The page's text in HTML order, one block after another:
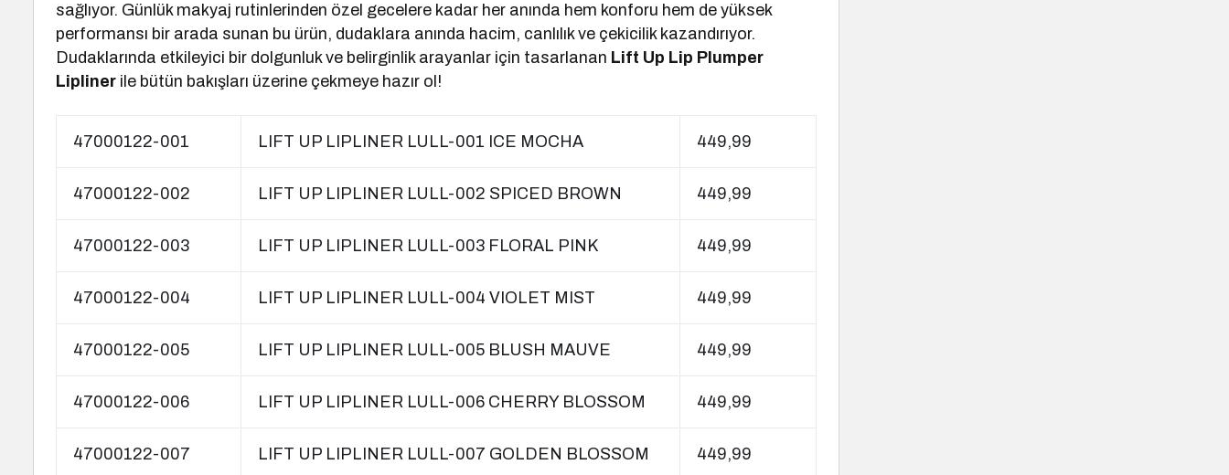
sağlıyor. Günlük makyaj rutinlerinden özel gecelere kadar her anında hem konforu hem de yüksek
performansı bir arada sunan bu ürün, dudaklara anında hacim, canlılık ve çekicilik kazandırıyor.
Dudaklarında etkileyici bir dolgunluk ve belirginlik arayanlar için tasarlanan Lift Up Lip Plumper
Lipliner ile bütün bakışları üzerine çekmeye hazır ol!
47000122-001 LIFT UP LIPLINER LULL-001 ICE MOCHA 449,99
47000122-002 LIFT UP LIPLINER LULL-002 SPICED BROWN 449,99
47000122-003 LIFT UP LIPLINER LULL-003 FLORAL PINK 449,99
47000122-004 LIFT UP LIPLINER LULL-004 VIOLET MIST 449,99
47000122-005 LIFT UP LIPLINER LULL-005 BLUSH MAUVE 449,99
47000122-006 LIFT UP LIPLINER LULL-006 CHERRY BLOSSOM 449,99
47000122-007 LIFT UP LIPLINER LULL-007 GOLDEN BLOSSOM 449,99